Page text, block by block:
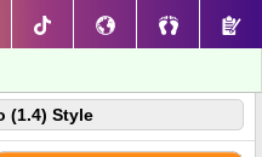
(1.4) Style